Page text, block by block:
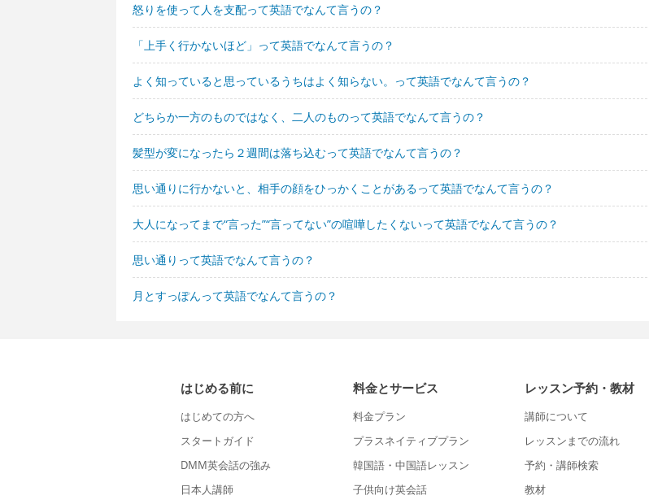
怒りを使って人を支配って英語でなんて言うの？
「上手く行かないほど」って英語でなんて言うの？
よく知っていると思っているうちはよく知らない。って英語でなんて言うの？
どちらか一方のものではなく、二人のものって英語でなんて言うの？
髪型が変になったら２週間は落ち込むって英語でなんて言うの？
思い通りに行かないと、相手の顔をひっかくことがあるって英語でなんて言うの？
大人になってまで“言った”“言ってない”の喧嘩したくないって英語でなんて言うの？
思い通りって英語でなんて言うの？
月とすっぽんって英語でなんて言うの？
はじめる前に
はじめての方へ
スタートガイド
DMM英会話の強み
日本人講師
料金とサービス
料金プラン
プラスネイティブプラン
韓国語・中国語レッスン
子供向け英会話
レッスン予約・教材
講師について
レッスンまでの流れ
予約・講師検索
教材